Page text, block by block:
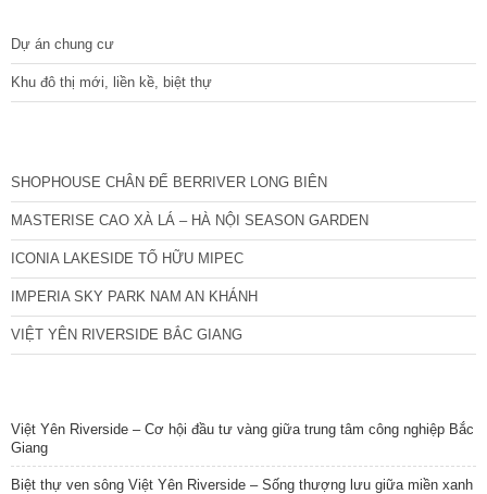
Dự án chung cư
Khu đô thị mới, liền kề, biệt thự
SHOPHOUSE CHÂN ĐẾ BERRIVER LONG BIÊN
MASTERISE CAO XÀ LÁ – HÀ NỘI SEASON GARDEN
ICONIA LAKESIDE TỐ HỮU MIPEC
IMPERIA SKY PARK NAM AN KHÁNH
VIỆT YÊN RIVERSIDE BẮC GIANG
Việt Yên Riverside – Cơ hội đầu tư vàng giữa trung tâm công nghiệp Bắc
Giang
Biệt thự ven sông Việt Yên Riverside – Sống thượng lưu giữa miền xanh